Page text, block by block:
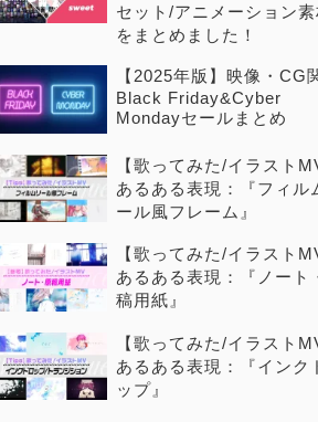
セット/アニメーション素
をまとめました！
【2025年版】映像・CG
Black Friday&Cyber
Mondayセールまとめ
【歌ってみた/イラスト
あるある表現：『フィル
ール風フレーム』
【歌ってみた/イラスト
あるある表現：『ノート
稿用紙』
【歌ってみた/イラスト
あるある表現：『インク
ップ』